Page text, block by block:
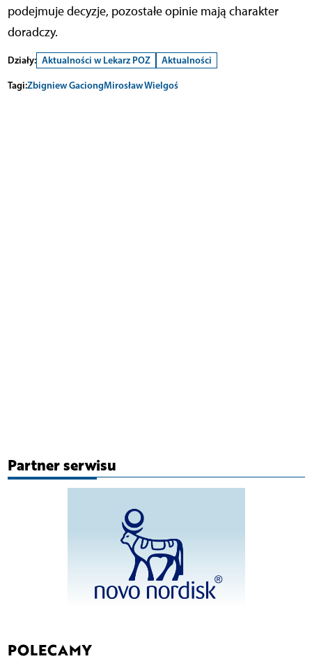
podejmuje decyzje, pozostałe opinie mają charakter
doradczy.
Działy: Aktualności w Lekarz POZ
Aktualności
Tagi:Zbigniew GaciongMirosław Wielgoś
Partner serwisu
POLECAMY